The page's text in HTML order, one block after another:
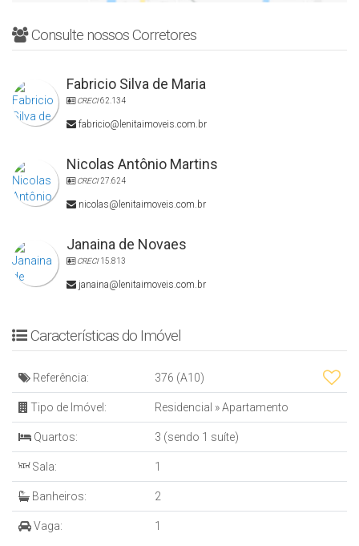
visita! 📞📲
aceita-se veículo como parte de pagamento.
VENHA CONHECER! APARTAMENTO TODO REFORMADO
NOVINHO PRONTO PRA MORAR OU VERANEAR!
Consulte nossos Corretores
Fabricio Silva de Maria
CRECI62.134
fabricio@lenitaimoveis.com.br
Nicolas Antônio Martins
CRECI27.624
nicolas@lenitaimoveis.com.br
Janaina de Novaes
CRECI15.813
janaina@lenitaimoveis.com.br
Características do Imóvel
Referência: 376 (A10)
Tipo de Imóvel: Residencial »Apartamento
Quartos: 3 (sendo 1 suíte)
Sala: 1
Banheiros: 2
Vaga: 1